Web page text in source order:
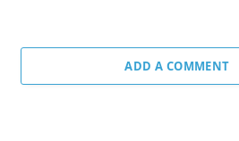
ADD A COMMENT